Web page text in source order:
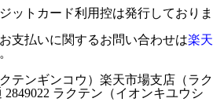
ットカード利用控は発行しておりま
支払いに関するお問い合わせは楽天
テンギンコウ）楽天市場支店（ラク
ラクテン（イオンキユウシ